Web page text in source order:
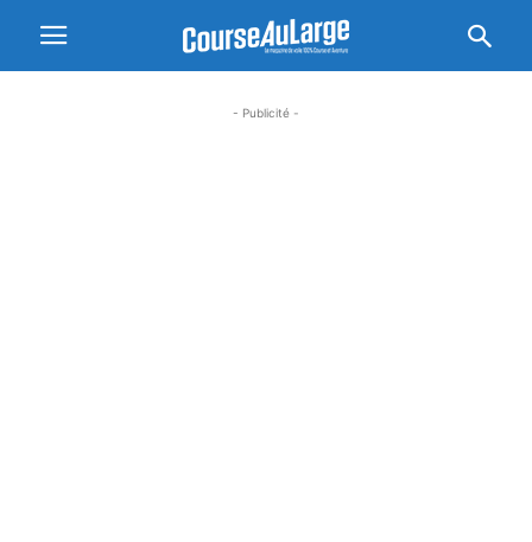
- Publicité -